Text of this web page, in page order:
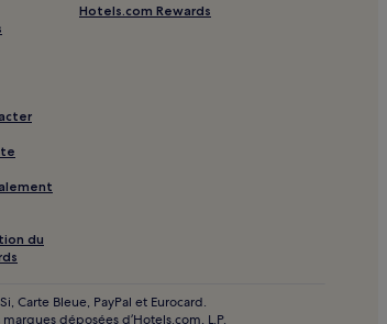
du
Hotels.com Rewards
Carte Bleue, PayPal et Eurocard.
déposées d’Hotels.com, L.P.